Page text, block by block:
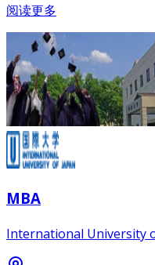
阅读更多
MBA
International University